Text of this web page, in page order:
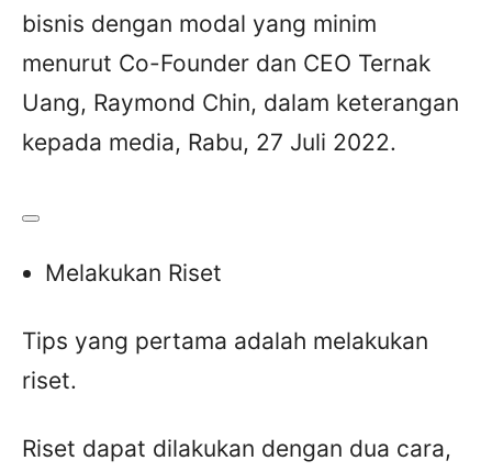
bisnis dengan modal yang minim
menurut Co-Founder dan CEO Ternak
Uang, Raymond Chin, dalam keterangan
kepada media, Rabu, 27 Juli 2022.
Melakukan Riset
Tips yang pertama adalah melakukan
riset.
Riset dapat dilakukan dengan dua cara,